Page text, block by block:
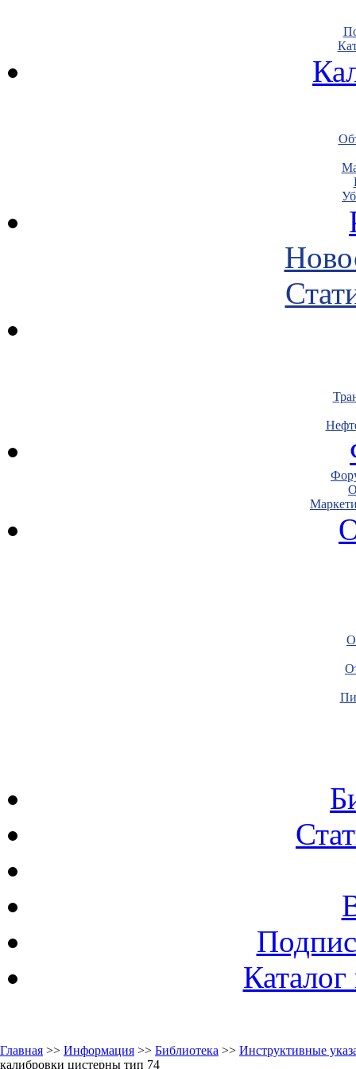
Главная >> Информация >> Библиотека >> Инструктивные
калибровки цистерны тип 74